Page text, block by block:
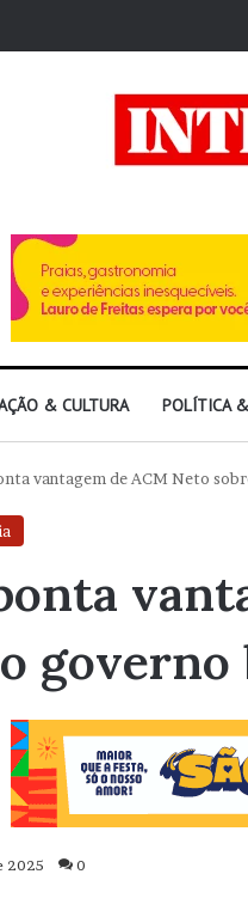
& CULTURA POLÍTICA
vantagem de ACM Neto
governo
2025 0